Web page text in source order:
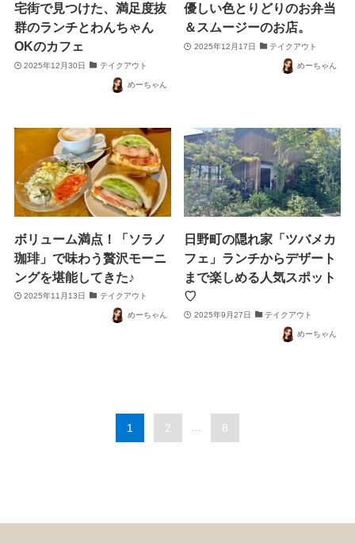
宅街で見つけた、満足度抜
群のランチとわんちゃん
OKのカフェ
2025年12月30日 テイクアウト
めーちゃん
優しい色とりどりのお弁当
＆スムージーのお店。
2025年12月17日 テイクアウト
めーちゃん
ボリューム満点！「ソラノ
珈琲」で味わう贅沢モーニ
ングを堪能してきた♪
2025年11月13日 テイクアウト
めーちゃん
日野町の隠れ家「ツバメカ
フェ」ランチからデザート
まで楽しめる人気スポット
♡
2025年9月27日 テイクアウト
めーちゃん
1 2 8